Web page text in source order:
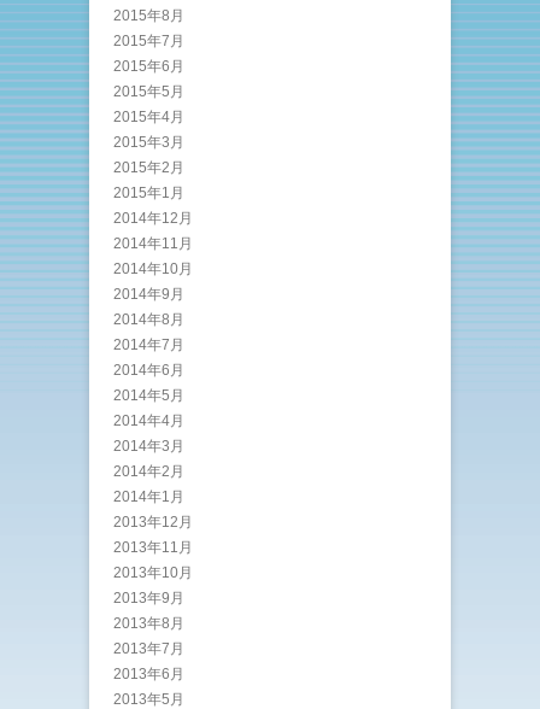
2015年8月
2015年7月
2015年6月
2015年5月
2015年4月
2015年3月
2015年2月
2015年1月
2014年12月
2014年11月
2014年10月
2014年9月
2014年8月
2014年7月
2014年6月
2014年5月
2014年4月
2014年3月
2014年2月
2014年1月
2013年12月
2013年11月
2013年10月
2013年9月
2013年8月
2013年7月
2013年6月
2013年5月